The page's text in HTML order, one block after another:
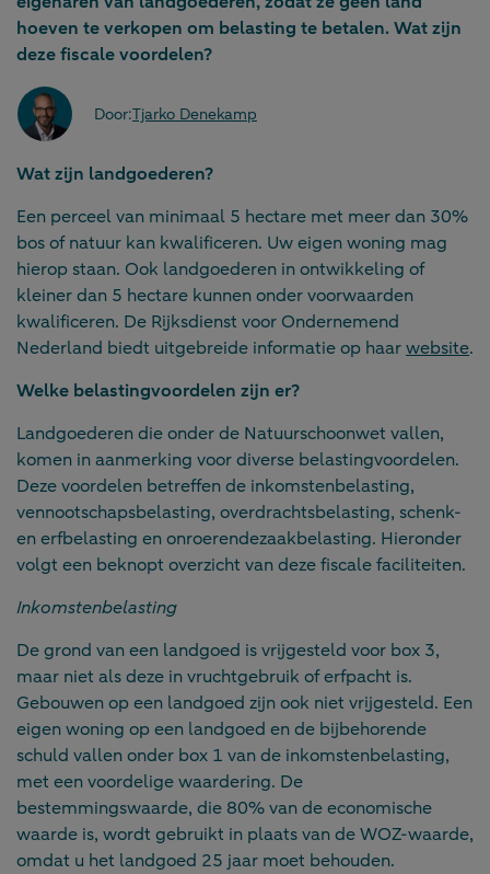
hoeven te verkopen om belasting te betalen. Wat zijn
deze fiscale voordelen?
Door:Tjarko Denekamp
Wat zijn landgoederen?
Een perceel van minimaal 5 hectare met meer dan 30%
bos of natuur kan kwalificeren. Uw eigen woning mag
hierop staan. Ook landgoederen in ontwikkeling of
kleiner dan 5 hectare kunnen onder voorwaarden
kwalificeren. De Rijksdienst voor Ondernemend
Nederland biedt uitgebreide informatie op haarwebsite.
Welke belastingvoordelen zijn er?
Landgoederen die onder de Natuurschoonwet vallen,
komen in aanmerking voor diverse belastingvoordelen.
Deze voordelen betreffen de inkomstenbelasting,
vennootschapsbelasting, overdrachtsbelasting, schenk-
en erfbelasting en onroerendezaakbelasting. Hieronder
volgt een beknopt overzicht van deze fiscale faciliteiten.
Inkomstenbelasting
De grond van een landgoed is vrijgesteld voor box 3,
maar niet als deze in vruchtgebruik of erfpacht is.
Gebouwen op een landgoed zijn ook niet vrijgesteld. Een
eigen woning op een landgoed en de bijbehorende
schuld vallen onder box 1 van de inkomstenbelasting,
met een voordelige waardering. De
bestemmingswaarde, die 80% van de economische
waarde is, wordt gebruikt in plaats van de WOZ-waarde,
omdat u het landgoed 25 jaar moet behouden.